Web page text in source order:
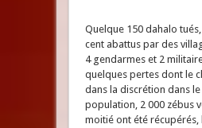
Quelque 150 dahalo
cent abattus par des
4 gendarmes et 2
quelques pertes dont le
dans la discrétion dans
population, 2 000 zébus
moitié ont été récupérés,